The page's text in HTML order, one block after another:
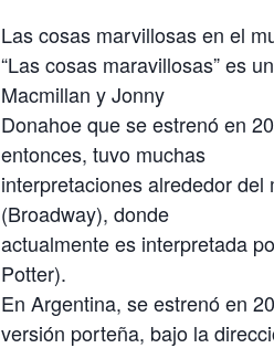
Las cosas marvillosas en el
“Las cosas maravillosas” es
Macmillan y Jonny
Donahoe que se estrenó en
entonces, tuvo muchas
interpretaciones alrededor
(Broadway), donde
actualmente es interpretada
Potter).
En Argentina, se estrenó en
versión porteña, bajo la